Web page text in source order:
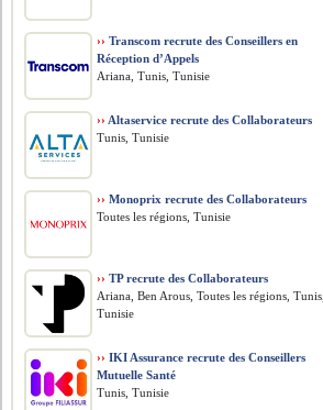
›› Transcom recrute des Conseillers en
Réception d’Appels
Ariana, Tunis, Tunisie
›› Altaservice recrute des Collaborateurs
Tunis, Tunisie
›› Monoprix recrute des Collaborateurs
Toutes les régions, Tunisie
›› TP recrute des Collaborateurs
Ariana, Ben Arous, Toutes les régions, Tunis,
Tunisie
›› IKI Assurance recrute des Conseillers
Mutuelle Santé
Tunis, Tunisie